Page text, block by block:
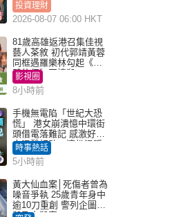
投資理財
2026-08-07 06:00 HKT
81歲高雄返港召集佳視
藝人茶敘 初代郭靖黃蓉
同框遇羅樂林勾起《神
鵰俠侶》回憶殺
影視圈
8小時前
手機無電陷「世紀大恐
慌」 港女崩潰憶中環街
頭借電落難記 感激好心
人溫馨相助：這份溫暖
記一輩子｜Juicy叮
時事熱話
5小時前
黃大仙血案│死傷者曾為
噪音爭執 25歲青年身中
逾10刀重創 警列企圖謀